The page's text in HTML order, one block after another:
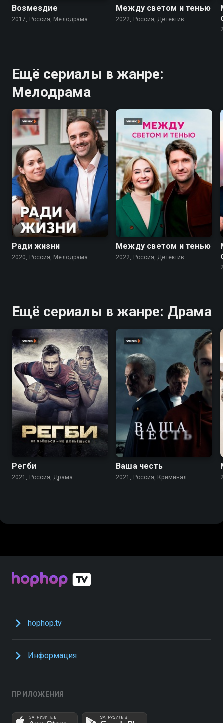
Возмездие
2017, Россия, Мелодрама
Между светом и тенью
2022, Россия, Детектив
Ещё сериалы в жанре:
Мелодрама
6.7
Ради жизни
2020, Россия, Мелодрама
6.9
Между светом и тенью
2022, Россия, Детектив
Ещё сериалы в жанре: Драма
8.3 7.7
Регби
2021, Россия, Драма
8.2 7.2
Ваша честь
2021, Россия, Криминал
hophop.tv
Информация
ПРИЛОЖЕНИЯ